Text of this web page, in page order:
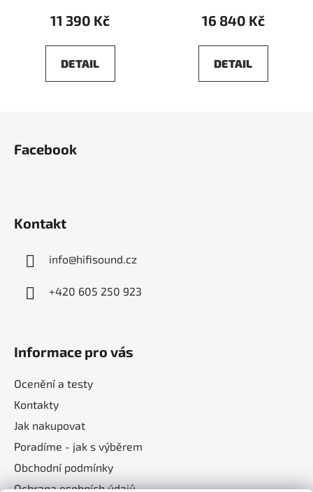
11 390 Kč
DETAIL
16 840 Kč
DETAIL
Facebook
Kontakt
info@hifisound.cz
+420 605 250 923
Informace pro vás
Ocenění a testy
Kontakty
Jak nakupovat
Poradíme - jak s výběrem
Obchodní podmínky
Ochrana osobních údajů